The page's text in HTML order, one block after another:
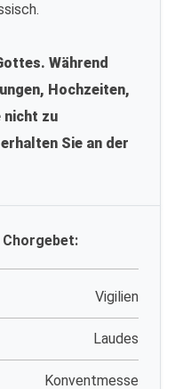
Während
Hochzeiten,
nicht zu
Sie an der
Vigilien
Laudes
Konventmesse